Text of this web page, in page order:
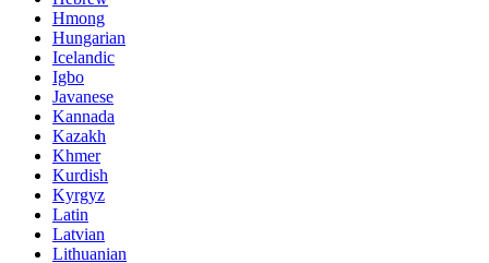
Hmong
Hungarian
Icelandic
Igbo
Javanese
Kannada
Kazakh
Khmer
Kurdish
Kyrgyz
Latin
Latvian
Lithuanian